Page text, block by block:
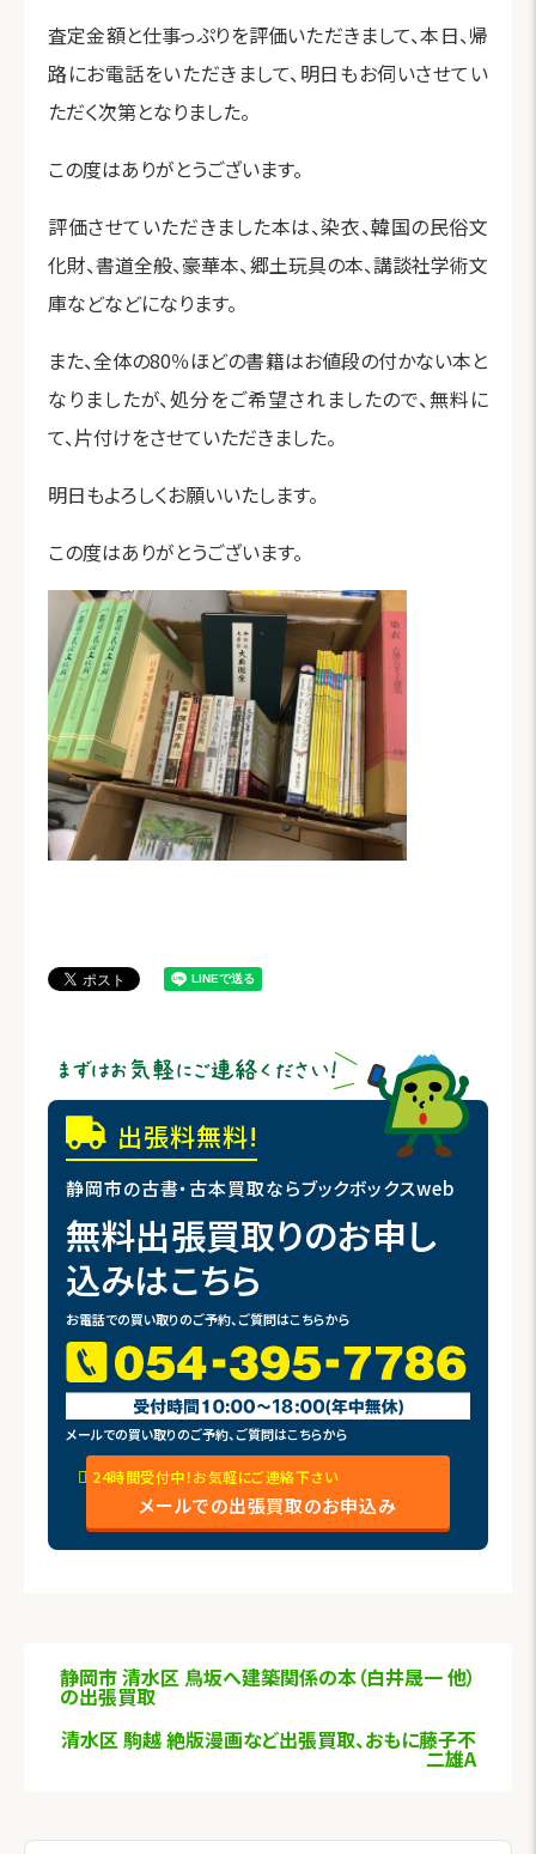
査定金額と仕事っぷりを評価いただきまして、本日、帰
路にお電話をいただきまして、明日もお伺いさせてい
ただく次第となりました。
この度はありがとうございます。
評価させていただきました本は、染衣、韓国の民俗文
化財、書道全般、豪華本、郷土玩具の本、講談社学術文
庫などなどになります。
また、全体の80％ほどの書籍はお値段の付かない本と
なりましたが、処分をご希望されましたので、無料に
て、片付けをさせていただきました。
明日もよろしくお願いいたします。
この度はありがとうございます。
出張料無料!
静岡市の古書・古本買取ならブックボックスweb
無料出張買取りのお申し
込みはこちら
お電話での買い取りのご予約、ご質問はこちらから
メールでの買い取りのご予約、ご質問はこちらから
24時間受付中！お気軽にご連絡下さい
メールでの出張買取のお申込み
静岡市 清水区 鳥坂へ建築関係の本（白井晟一 他）
の出張買取
清水区 駒越 絶版漫画など出張買取、おもに藤子不
二雄A